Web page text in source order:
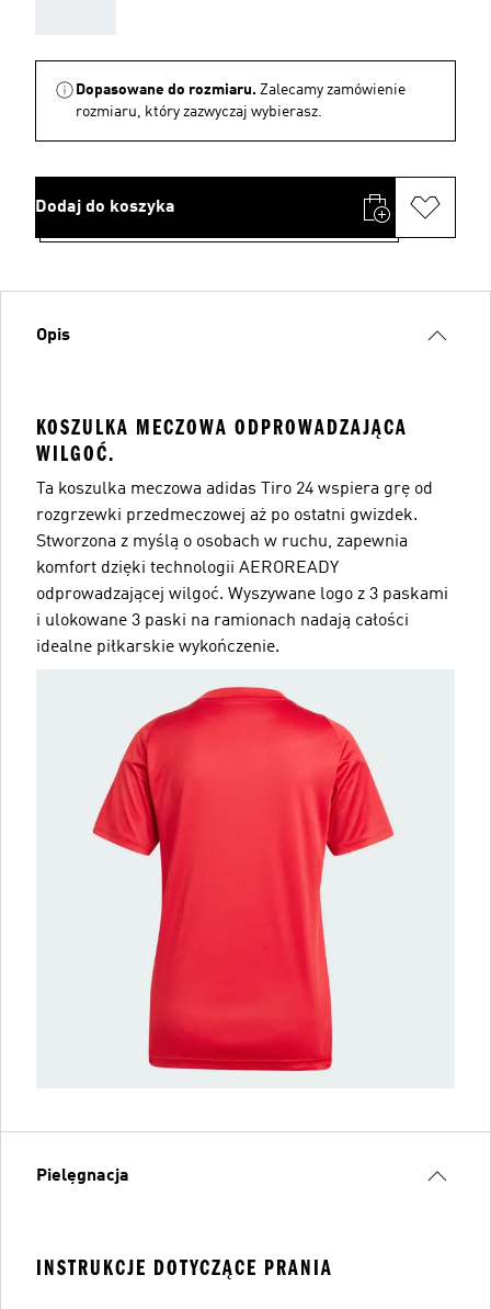
Dopasowane do rozmiaru. Zalecamy zamówienie
rozmiaru, który zazwyczaj wybierasz.
Dodaj do koszyka
Opis
KOSZULKA MECZOWA ODPROWADZAJĄCA
WILGOĆ.
Ta koszulka meczowa adidas Tiro 24 wspiera grę od
rozgrzewki przedmeczowej aż po ostatni gwizdek.
Stworzona z myślą o osobach w ruchu, zapewnia
komfort dzięki technologii AEROREADY
odprowadzającej wilgoć. Wyszywane logo z 3 paskami
i ulokowane 3 paski na ramionach nadają całości
idealne piłkarskie wykończenie.
Pielęgnacja
INSTRUKCJE DOTYCZĄCE PRANIA